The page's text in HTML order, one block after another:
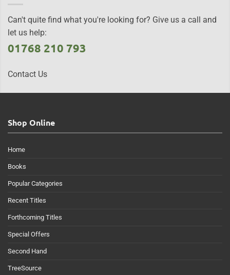
Can't quite find what you're looking for? Give us a call and
let us help:
01768 210 793
Contact Us
Shop Online
Home
Books
Popular Categories
Recent Titles
Forthcoming Titles
Special Offers
Second Hand
TreeSource